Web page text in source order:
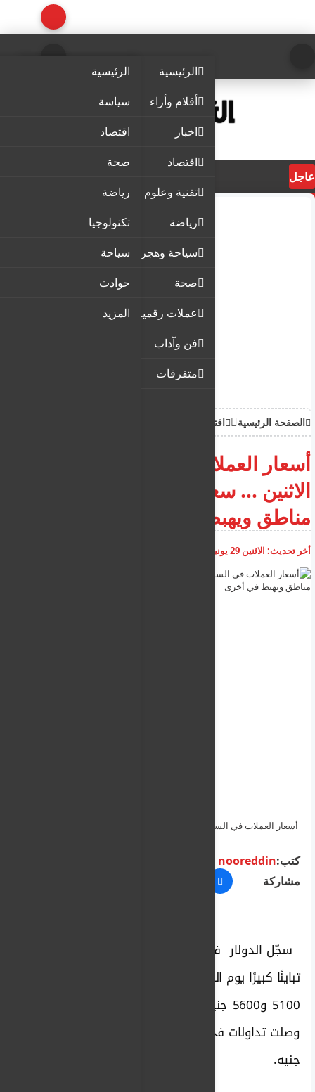
الرئيسية
أقلام وأراء
اخبار
اقتصاد
تقنية وعلوم
رياضة
سياحة وهجرة
صحة
عملات رقمية
فن وآداب
متفرقات
الرئيسية
سياسة
اقتصاد
صحة
رياضة
تكنولوجيا
سياحة
حوادث
المزيد
عاجل
الصفحة الرئيسية اقتصاد
أسعار العملات في السودان اليوم
الاثنين … سعر الدولار يرتفع في
مناطق ويهبط في أخرى
أخر تحديث: الاثنين 29 يونيو 2026
أسعار العملات في السودان اليوم الاثنين … سعر الدولار يرتفع في
كتب:nooreddin
مشاركة
سجّل الدولار في السوق الموازية بالسودان
تباينًا كبيرًا يوم الاثنين، مع متوسط بيع تراوح بين
5100 و5600 جنيه، وفق بيانات متعاملين، بينما
جنيه.